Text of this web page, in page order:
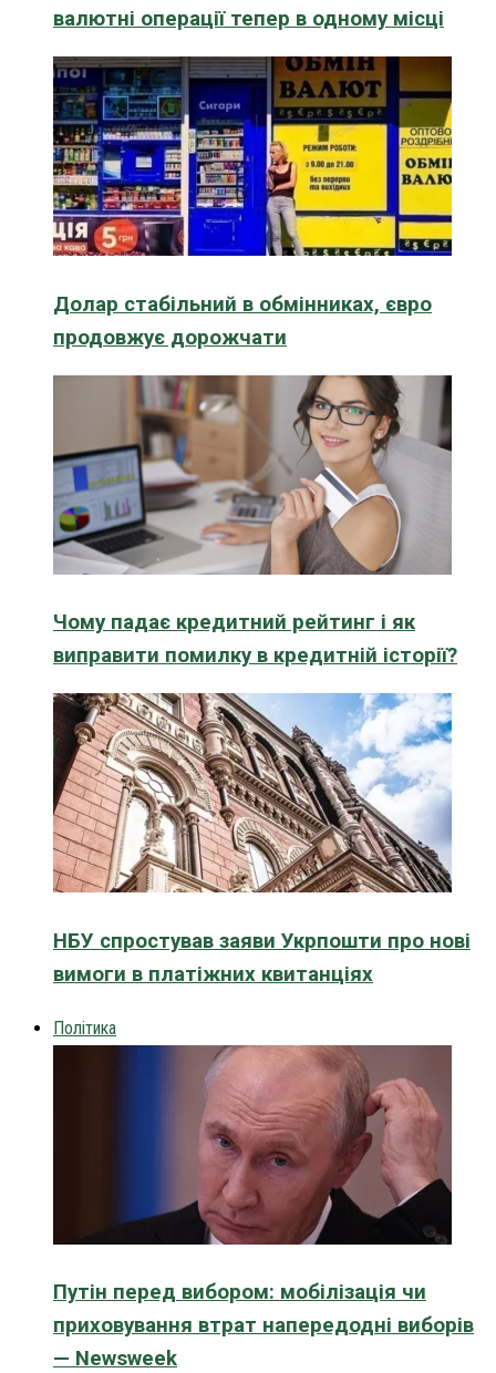
валютні операції тепер в одному місці
Долар стабільний в обмінниках, євро
продовжує дорожчати
Чому падає кредитний рейтинг і як
виправити помилку в кредитній історії?
НБУ спростував заяви Укрпошти про нові
вимоги в платіжних квитанціях
Політика
Путін перед вибором: мобілізація чи
приховування втрат напередодні виборів
— Newsweek